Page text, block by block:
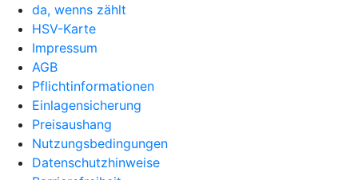
da, wenns zählt
HSV-Karte
Impressum
AGB
Pflichtinformationen
Einlagensicherung
Preisaushang
Nutzungsbedingungen
Datenschutzhinweise